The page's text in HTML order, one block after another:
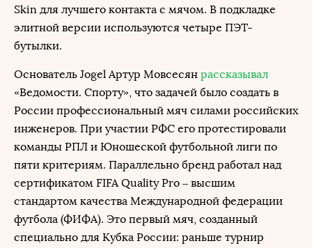
Skin для лучшего контакта с мячом. В подкладке
элитной версии используются четыре ПЭТ-
бутылки.
Основатель Jogel Артур Мовсесян рассказывал
«Ведомости. Спорту», что задачей было создать в
России профессиональный мяч силами российских
инженеров. При участии РФС его протестировали
команды РПЛ и Юношеской футбольной лиги по
пяти критериям. Параллельно бренд работал над
сертификатом FIFA Quality Pro – высшим
стандартом качества Международной федерации
футбола (ФИФА). Это первый мяч, созданный
специально для Кубка России: раньше турнир